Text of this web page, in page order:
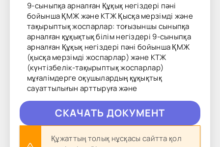
9-сыныпқа арналған Құқық негіздері пәні
бойынша ҚМЖ және КТЖ Қысқа мерзімді және
тақырыптық жоспарлар: тоғызыншы сыныпқа
арналған құқықтық білім негіздері 9-сыныпқа
арналған Құқық негіздері пәні бойынша ҚМЖ
(қысқа мерзімді жоспарлар) және КТЖ
(күнтізбелік-тақырыптық жоспарлар)
мұғалімдерге оқушылардың құқықтық
сауаттылығын арттыруға және
CКAЧAТЬ ДОКУМЕНТ
Құжаттың толық нұсқасы сайтта қол